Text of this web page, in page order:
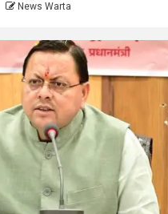
News Warta